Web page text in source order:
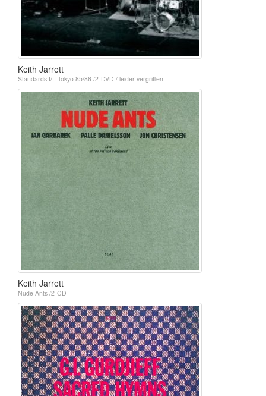
Keith Jarrett
Standards I/II Tokyo 85/86 /2-DVD / leider vergriffen
Keith Jarrett
Nude Ants /2-CD